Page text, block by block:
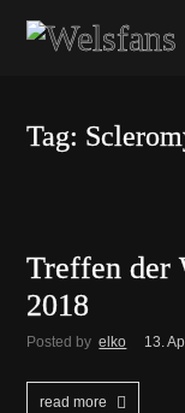
Tag:
Treffen der
2018
Posted by elko 13.
read more